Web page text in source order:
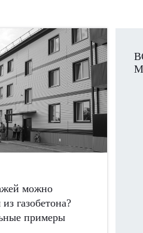
можно
газобетона?
примеры